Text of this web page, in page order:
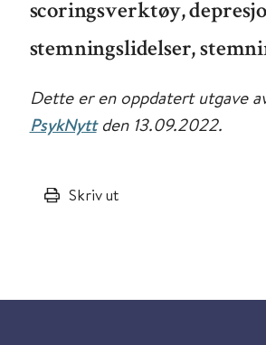
scoringsverktøy,
stemningslidelser,
Dette er en oppdatert utgave
PsykNyttden 13.09.2022.
Skriv ut